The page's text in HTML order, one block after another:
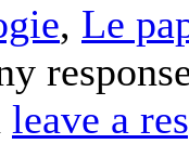
, Le
leave a